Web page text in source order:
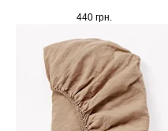
440 грн.